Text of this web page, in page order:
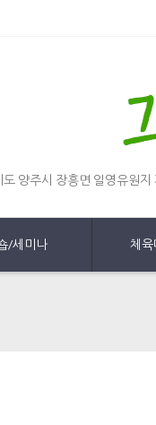
도 양주시 장흥면 일영유원
/세미나 체